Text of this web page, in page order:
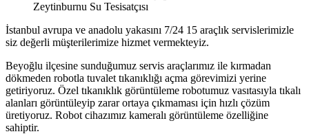
Zeytinburnu Su Tesisatçısı
İstanbul avrupa ve anadolu yakasını 7/24 15 araçlık servislerimizle
siz değerli müşterilerimize hizmet vermekteyiz.
Beyoğlu ilçesine sunduğumuz servis araçlarımız ile kırmadan
dökmeden robotla tuvalet tıkanıklığı açma görevimizi yerine
getiriyoruz. Özel tıkanıklık görüntüleme robotumuz vasıtasıyla tıkalı
alanları görüntüleyip zarar ortaya çıkmaması için hızlı çözüm
üretiyoruz. Robot cihazımız kameralı görüntüleme özelliğine
sahiptir.